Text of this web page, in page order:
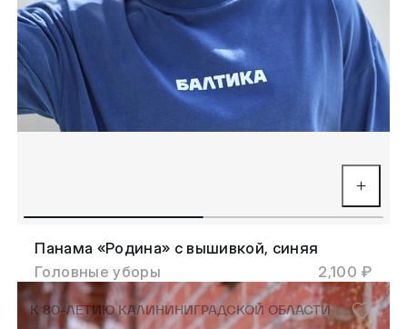
Панама «Родина» с вышивкой, синяя
Головные уборы
2,100 ₽
К 80-ЛЕТИЮ КАЛИНИНИГРАДСКОЙ ОБЛАСТИ